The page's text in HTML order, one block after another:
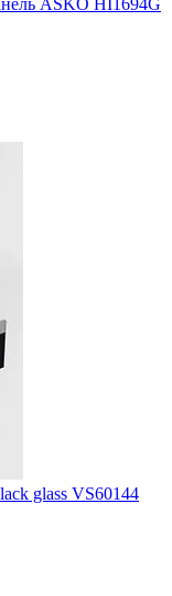
ASKO HI1694G
glass VS60144